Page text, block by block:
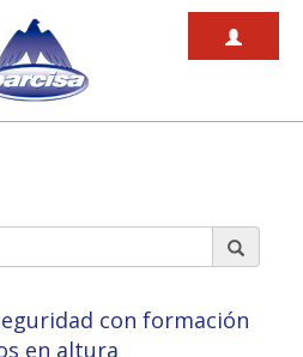
con formación
en altura